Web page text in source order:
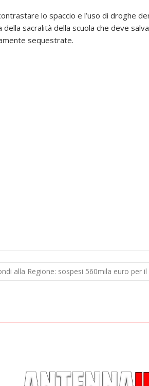
lo spaccio e l’uso di droghe
sacralità della scuola che deve
sequestrate.
alla Regione: sospesi 560mila euro per